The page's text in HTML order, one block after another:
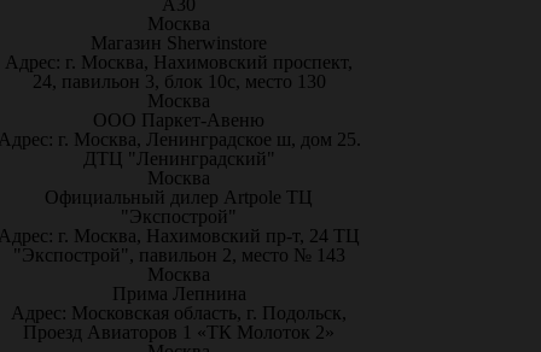
А30
Москва
Магазин Sherwinstore
Адрес: г. Москва, Нахимовский проспект,
24, павильон 3, блок 10с, место 130
Москва
ООО Паркет-Авeню
г. Москва, Ленинградское ш, дом 25.
ДТЦ "Ленинградский"
Москва
Официальный дилер Artpole ТЦ
"Экспострой"
г. Москва, Нахимовский пр-т, 24 ТЦ
"Экспострой", павильон 2, место № 143
Москва
Прима Лепнина
Адрес: Московская область, г. Подольск,
Проезд Авиаторов 1 «ТК Молоток 2»